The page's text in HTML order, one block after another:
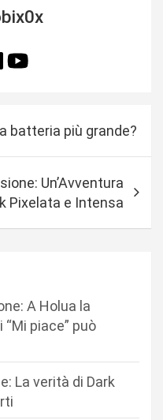
batteria più grande?
Un’Avventura
Pixelata e Intensa
A Holua la
“Mi piace” può
La verità di Dark